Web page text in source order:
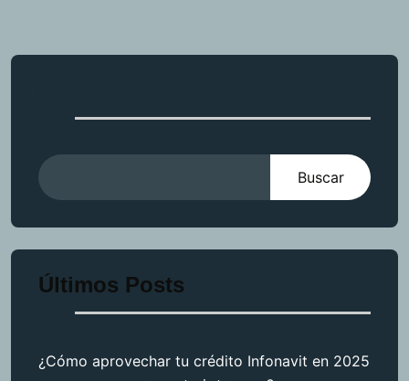
Buscar
Últimos Posts
¿Cómo aprovechar tu crédito Infonavit en 2025